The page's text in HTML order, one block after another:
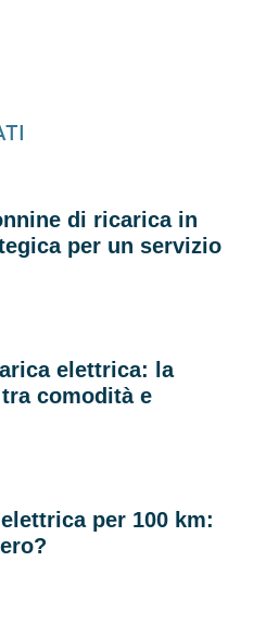
di ricarica in
per un servizio
elettrica: la
comodità e
per 100 km: